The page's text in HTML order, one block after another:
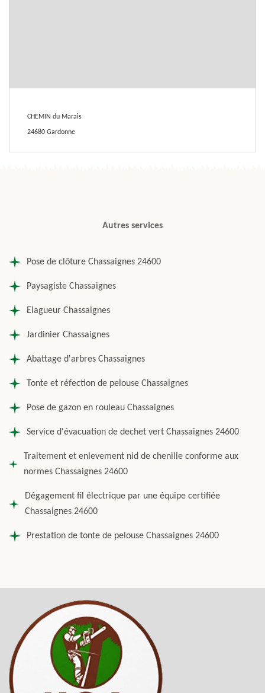
CHEMIN du Marais
24680 Gardonne
Autres services
Pose de clôture Chassaignes 24600
Paysagiste Chassaignes
Elagueur Chassaignes
Jardinier Chassaignes
Abattage d'arbres Chassaignes
Tonte et réfection de pelouse Chassaignes
Pose de gazon en rouleau Chassaignes
Service d'évacuation de dechet vert Chassaignes 24600
Traitement et enlevement nid de chenille conforme aux
normes Chassaignes 24600
Dégagement fil électrique par une équipe certifiée
Chassaignes 24600
Prestation de tonte de pelouse Chassaignes 24600